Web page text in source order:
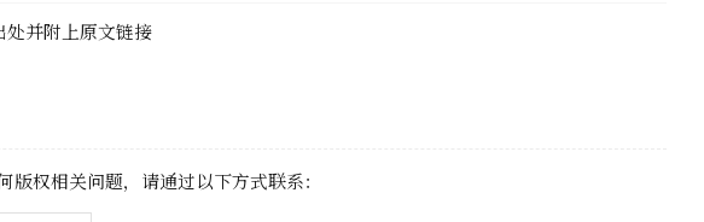
处并附上原文链接
版权相关问题，请通过以下方式联系：